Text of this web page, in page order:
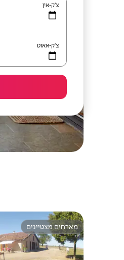
צ'ק-אין
צ'ק-אאוט
מארחים מצטיינים
מארחים מצטיינים